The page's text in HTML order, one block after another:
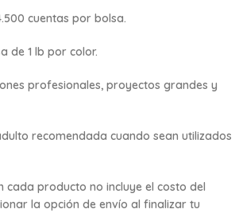
cuentas por bolsa.
de 1 lb por color.
profesionales, proyectos grandes y
recomendada cuando sean utilizados
cada producto no incluye el costo del
la opción de envío al finalizar tu